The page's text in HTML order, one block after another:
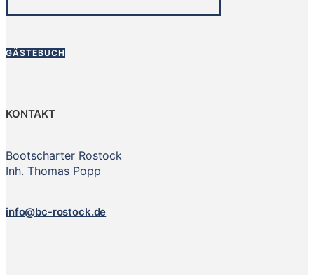
GÄSTEBUCH
KONTAKT
Bootscharter Rostock
Inh. Thomas Popp
info@bc-rostock.de